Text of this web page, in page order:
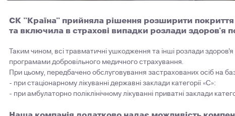
СК "Країна" прийняла рішення розширити покриття
та включила в страхові випадки розлади здоров'я
Таким чином, всі травматичні ушкодження та інші розлади
програмами добровільного медичного страхування.
При цьому, передбачено обслуговування застрахованих осіб на
- при стаціонарному лікуванні державні заклади категорії «С»:
- при амбулаторно поліклінічному лікуванні приватні заклади